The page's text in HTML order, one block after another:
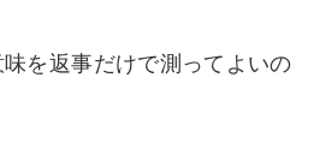
を返事だけで測ってよいの